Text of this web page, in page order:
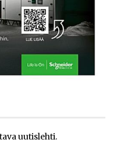
uutislehti.